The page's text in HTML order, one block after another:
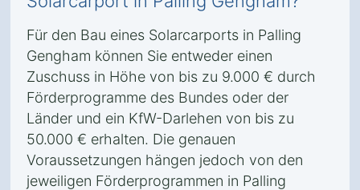
Für den Bau eines Solarcarports in Palling
Gengham können Sie entweder einen
Zuschuss in Höhe von bis zu 9.000 € durch
Förderprogramme des Bundes oder der
Länder und ein KfW-Darlehen von bis zu
50.000 € erhalten. Die genauen
Voraussetzungen hängen jedoch von den
jeweiligen Förderprogrammen in Palling